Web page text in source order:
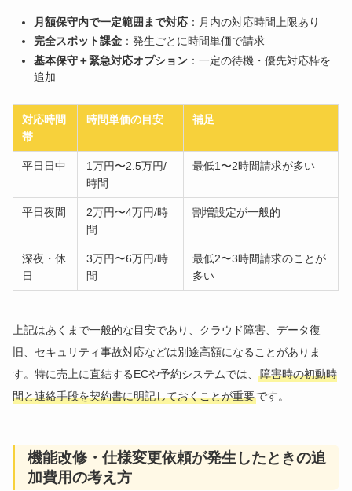
月額保守内で一定範囲まで対応 ：月内の対応時間上限あり
完全スポット課金 ：発生ごとに時間単価で請求
基本保守＋緊急対応オプション ：一定の待機・優先対応枠を
追加
対応時間
帯
時間単価の目安 補足
平日日中
1万円〜2.5万円/
時間
最低1〜2時間請求が多い
平日夜間
2万円〜4万円/時
間
割増設定が一般的
深夜・休
日
3万円〜6万円/時
間
最低2〜3時間請求のことが
多い
上記はあくまで一般的な目安であり、クラウド障害、データ復
旧、セキュリティ事故対応などは別途高額になることがありま
す。特に売上に直結するECや予約システムでは、障害時の初動時
間と連絡手段を契約書に明記しておくことが重要です。
機能改修・仕様変更依頼が発生したときの追
加費用の考え方